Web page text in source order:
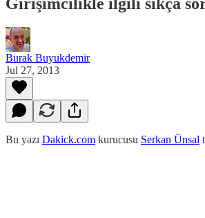
Burak Buyukdemir
Jul 27, 2013
Bu yazı Dakick.com kurucusu Serkan Ünsal